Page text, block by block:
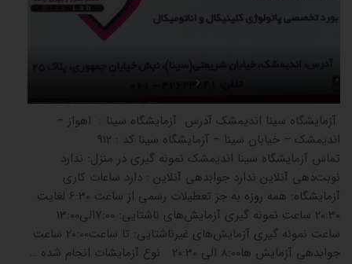
آزمایشگاه سینا اندیمشک آدرس آزمایشگاه سینا : اهواز –
تماس آزمایشگاه سینا اندیمشک نمونه گیری در منزل: ندارد
نوبت‌دهی آنلاین ندارد جوابدهی آنلاین : دارد ساعات کاری
آزمایشگاه: همه روزه به جز تعطیلات رسمی از ساعت 6:30 لغایت
20:30 ساعت نمونه گیری آزمایش‌های ناشتایی: 7:00الی13:00
ساعت نمونه گیری آزمایش‌های غیرناشتایی: تا ساعت20:00 ساعت
جوابدهی آزمایش ‌ها8:00 الی 20:30 نوع آزمایشات انجام شده …